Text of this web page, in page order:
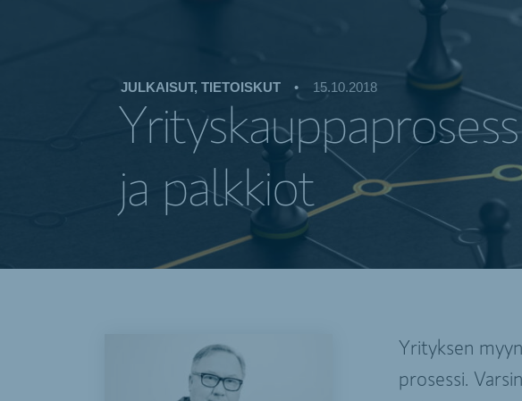
JULKAISUT, TIETOISKUT • 15.10.2018
ja palkkiot
Yrityksen
prosessi.